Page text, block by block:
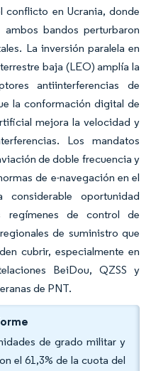
conflicto en Ucrania, donde
bandos perturbaron
La inversión paralela en
baja (LEO) amplía la
antiinterferencias de
la conformación digital de
mejora la velocidad y
Los mandatos
de doble frecuencia y
de e-navegación en el
oportunidad
regímenes de control de
de suministro que
cubrir, especialmente en
BeiDou, QZSS y
de PNT.
de grado militar y
el 61,3% de la cuota del